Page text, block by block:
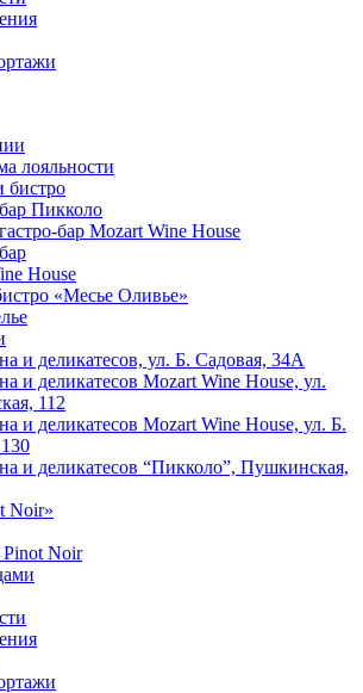
лояльности
бистро
Пикколо
бар Mozart Wine House
House
«Месье Оливье»
и деликатесов, ул. Б. Садовая, 34А
и деликатесов Mozart Wine House, ул.
112
и деликатесов Mozart Wine House, ул. Б.
и деликатесов “Пикколо”, Пушкинская,
Noir»
Pinot Noir